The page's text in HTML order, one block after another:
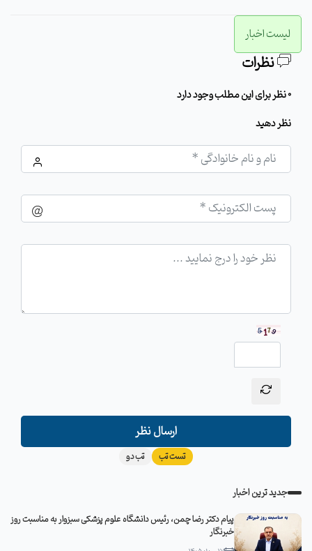
لیست اخبار
نظرات
0 نظر برای این مطلب وجود دارد
نظر دهید
ارسال نظر
تست تب تب دو
جدید ترین اخبار
پیام دکتر رضا چمن، رئیس دانشگاه علوم پزشکی سبزوار به مناسبت روز
خبرنگار